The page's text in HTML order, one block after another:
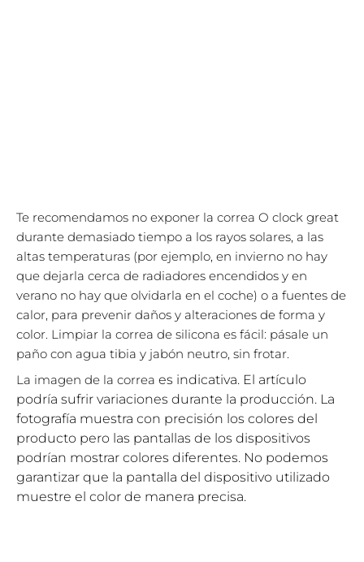
Te recomendamos no exponer la correa O clock great
durante demasiado tiempo a los rayos solares, a las
altas temperaturas (por ejemplo, en invierno no hay
que dejarla cerca de radiadores encendidos y en
verano no hay que olvidarla en el coche) o a fuentes de
calor, para prevenir daños y alteraciones de forma y
color. Limpiar la correa de silicona es fácil: pásale un
paño con agua tibia y jabón neutro, sin frotar.
La imagen de la correa es indicativa. El artículo
podría sufrir variaciones durante la producción. La
fotografía muestra con precisión los colores del
producto pero las pantallas de los dispositivos
podrían mostrar colores diferentes. No podemos
garantizar que la pantalla del dispositivo utilizado
muestre el color de manera precisa.